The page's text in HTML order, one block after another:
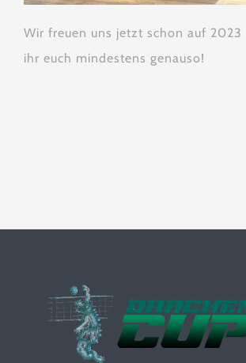
Wir freuen uns jetzt schon auf
ihr euch mindestens genauso!